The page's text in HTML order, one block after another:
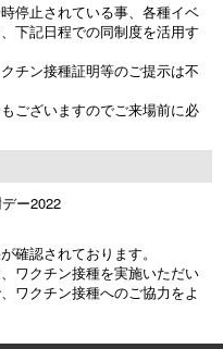
停止されている事、各種イベ
下記日程での同制度を活用す
チン接種証明等のご提示は不
ございますのでご来場前に必
ー2022
確認されております。
ワクチン接種を実施いただい
ワクチン接種へのご協力をよ